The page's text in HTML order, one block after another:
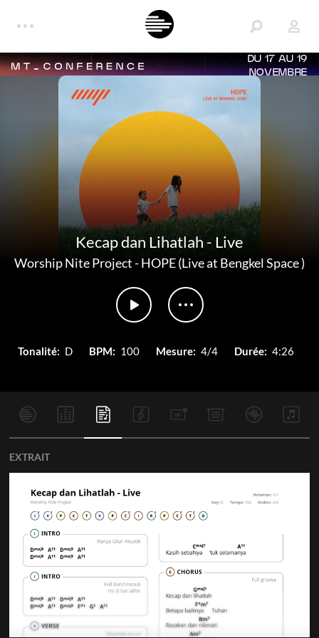
DU 17 AU 19
NOVEMBRE
Kecap dan Lihatlah - Live
Worship Nite Project-HOPE (Live at Bengkel Space )
Tonalité: D BPM: 100 Mesure: 4/4 Durée: 4:26
EXTRAIT